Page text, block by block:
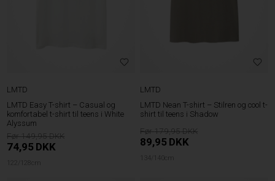
LMTD
LMTD Easy T-shirt – Casual og
komfortabel t-shirt til teens i White
Alyssum
149,95
74,95 DKK
122/128cm
LMTD
LMTD Nean T-shirt – Stilren og cool t-
shirt til teens i Shadow
179,95
89,95 DKK
134/140cm